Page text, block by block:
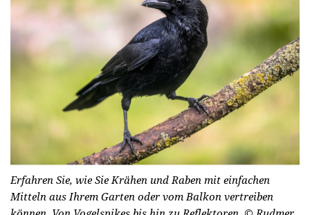
Erfahren Sie, wie Sie Krähen und Raben mit einfachen
Mitteln aus Ihrem Garten oder vom Balkon vertreiben